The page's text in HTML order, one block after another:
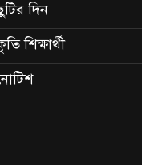
দিন
শিক্ষার্থী